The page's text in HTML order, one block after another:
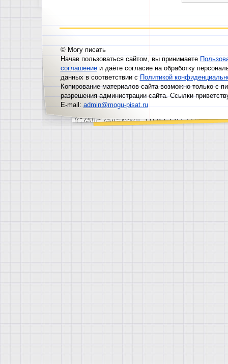
© Могу писать
Начав пользоваться сайтом, вы принимаете
соглашениеи даёте согласие на обработку
данных в соответствии сПолитикой
Копирование материалов сайта возможно только с
разрешения администрации сайта. Ссылки
E-mail:admin@mogu-pisat.ru